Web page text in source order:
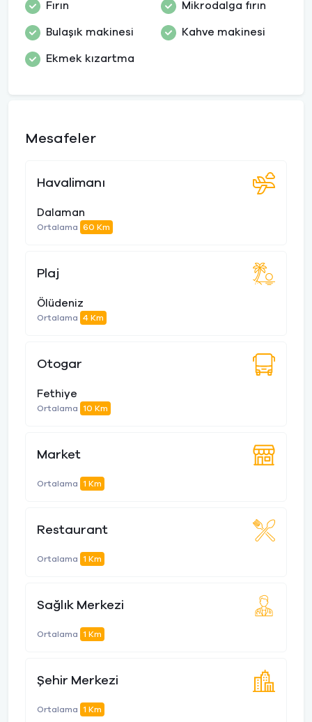
Fırın Mikrodalga fırın
Bulaşık makinesi Kahve makinesi
Ekmek kızartma
Mesafeler
Havalimanı
Dalaman
Ortalama 60 Km
Plaj
Ölüdeniz
Ortalama 4 Km
Otogar
Fethiye
Ortalama 10 Km
Market
Ortalama 1 Km
Restaurant
Ortalama 1 Km
Sağlık Merkezi
Ortalama 1 Km
Şehir Merkezi
Ortalama 1 Km